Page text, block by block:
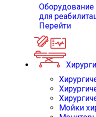
Оборудование
для
Перейти
Мойки